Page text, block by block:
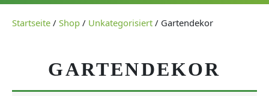
Startseite / Shop / Unkategorisiert / Gartendekor
GARTENDEKOR